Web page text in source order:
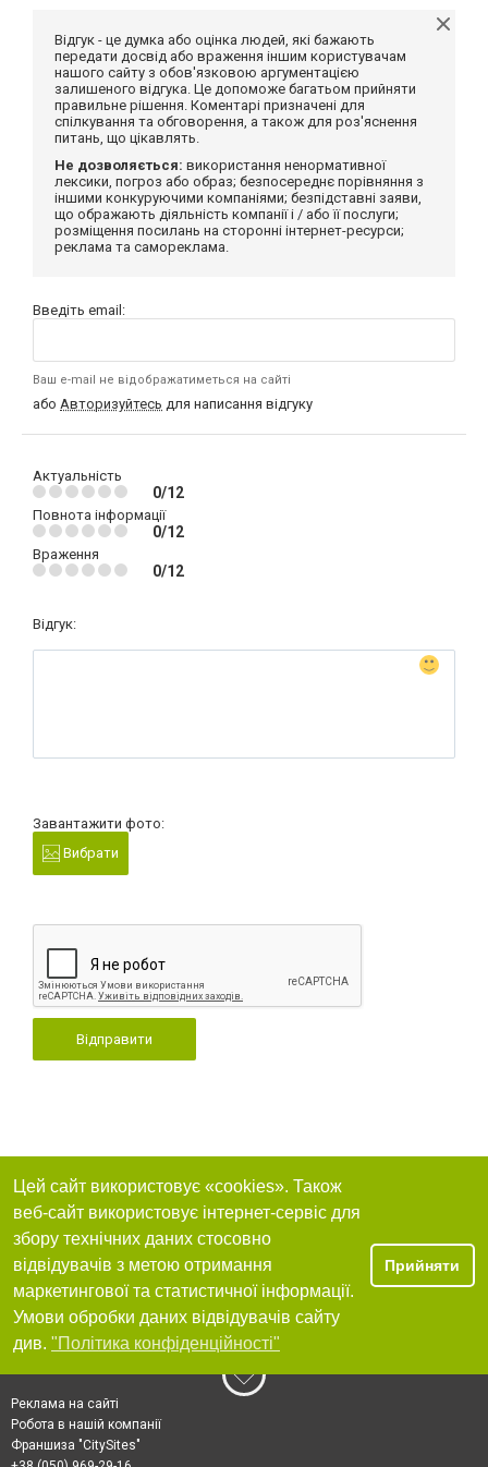
Відгук - це думка або оцінка людей, які бажають
передати досвід або враження іншим користувачам
нашого сайту з обов'язковою аргументацією
залишеного відгука. Це допоможе багатьом прийняти
правильне рішення. Коментарі призначені для
спілкування та обговорення, а також для роз'яснення
питань, що цікавлять.
Не дозволяється: використання ненормативної
лексики, погроз або образ; безпосереднє порівняння з
іншими конкуруючими компаніями; безпідставні заяви,
що ображають діяльність компанії і / або її послуги;
розміщення посилань на сторонні інтернет-ресурси;
реклама та самореклама.
Введіть email:
Ваш e-mail не відображатиметься на сайті
або Авторизуйтесь для написання відгуку
Актуальність
0/12
Повнота інформації
0/12
Враження
0/12
Відгук:
Завантажити фото:
Вибрати
Відправити
Цей сайт використовує «cookies». Також
веб-сайт використовує інтернет-сервіс для
збору технічних даних стосовно
відвідувачів з метою отримання
маркетингової та статистичної інформації.
Умови обробки даних відвідувачів сайту
див. "Політика конфіденційності"
Прийняти
Реклама на сайті
Робота в нашій компанії
Франшиза "CitySites"